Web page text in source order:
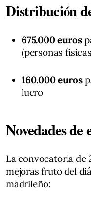
Distribución
675.000 euros
(personas
160.000 euros
lucro
Novedades de
La convocatoria de
mejoras fruto del
madrileño: